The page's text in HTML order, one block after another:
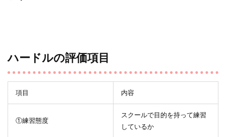
ハードルの評価項目
項目 内容
①練習態度
スクールで目的を持って練習
しているか